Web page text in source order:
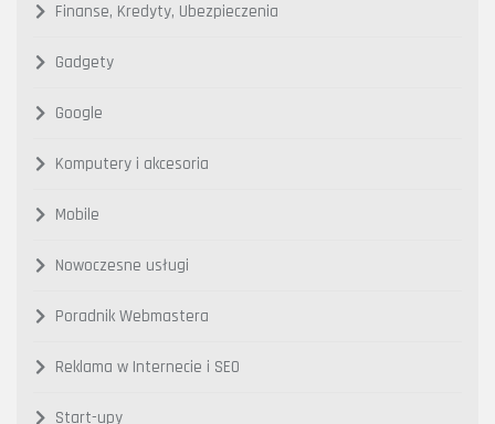
Finanse, Kredyty, Ubezpieczenia
Gadgety
Google
Komputery i akcesoria
Mobile
Nowoczesne usługi
Poradnik Webmastera
Reklama w Internecie i SEO
Start-upy